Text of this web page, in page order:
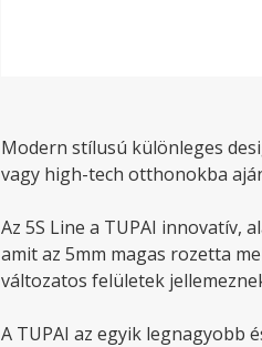
Modern stílusú különleges
vagy high-tech otthonokba
Az 5S Line a TUPAI innovatív,
amit az 5mm magas rozetta
változatos felületek
A TUPAI az egyik legnagyobb